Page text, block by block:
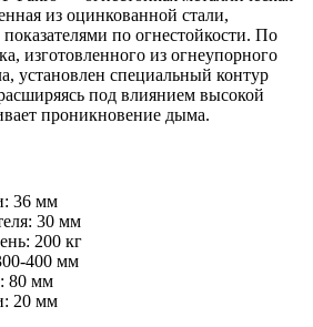
из оцинкованной стали,
по огнестойкости. По
изготовленного из огнеупорного
установлен специальный контур
под влиянием высокой
проникновение дыма.
36 мм
30 мм
200 кг
400 мм
80 мм
20 мм